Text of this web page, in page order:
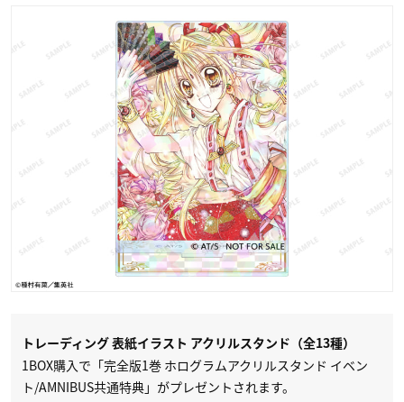
トレーディング 表紙イラスト アクリルスタンド（全13種）
1BOX購入で「完全版1巻 ホログラムアクリルスタンド イベン
ト/AMNIBUS共通特典」がプレゼントされます。